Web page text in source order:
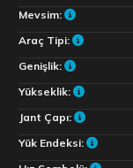
Mevsim:
Araç Tipi:
Genişlik:
Yükseklik:
Jant Çapı:
Yük Endeksi: